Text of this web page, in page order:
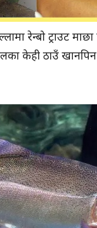
रेन्बो ट्राउट
केही ठाउँ